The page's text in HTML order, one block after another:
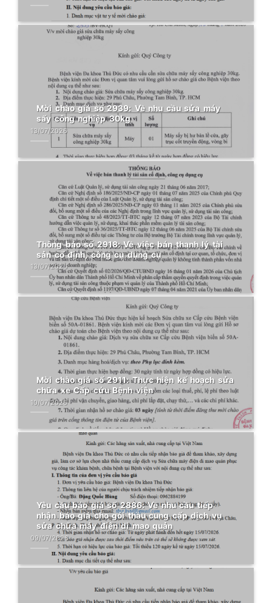
Mời chào giá số 2939: Về nhu cầu sửa máy
sấy công nghiệp 30kg
13/07/2026
Thông báo số 2918: Về việc bán thanh lý tài
sản cố định, công cụ dụng cụ
13/07/2026
Mời chào giá số 2911: Thực hiện kế hoạch sửa
chữa xe Cấp cứu Bệnh viện
10/07/2026
Yêu cầu báo giá số 2886: Về nhu cầu tiếp
nhận báo giá cho gói thầu cung cấp dịch vụ
sửa chữa máy điện di mao quản
09/07/2026